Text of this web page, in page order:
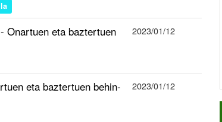
Onartuen eta baztertuen
2023/01/12
eta baztertuen behin-
2023/01/12